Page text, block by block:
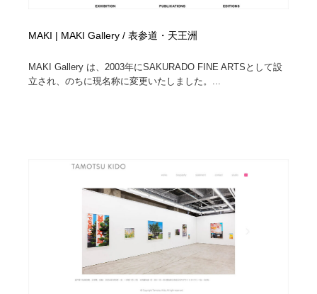
MAKI | MAKI Gallery / 表参道・天王洲
MAKI Gallery は、2003年にSAKURADO FINE ARTSとして設
立され、のちに現名称に変更いたしました。...